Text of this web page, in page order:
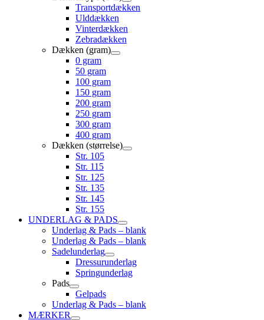
Transportdækken
Ulddækken
Vinterdækken
Zebradækken
Dækken (gram)
0 gram
50 gram
100 gram
150 gram
200 gram
250 gram
300 gram
400 gram
Dækken (størrelse)
Str. 105
Str. 115
Str. 125
Str. 135
Str. 145
Str. 155
UNDERLAG & PADS
Underlag & Pads – blank
Underlag & Pads – blank
Sadelunderlag
Dressurunderlag
Springunderlag
Pads
Gelpads
Underlag & Pads – blank
MÆRKER